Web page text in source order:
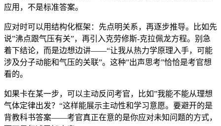
应用，不是标准答案。
应对时可以用结构化框架：先点明关系，再逐步推导。比如先
说”沸点跟气压有关”，再引入克劳修斯-克拉佩龙方程。别急
着下结论，而是边想边讲——“让我从热力学原理入手，可能
涉及分子动能和气压的关联”。这种”出声思考”恰恰是考官想
看的。
如果卡在某一步，可以主动反问考官，比如”我能不能从理想
气体定律出发？“这样能展示主动性和学习意愿。要避开的是
背教科书答案——考官真正在意的是你应对未知问题的方式，